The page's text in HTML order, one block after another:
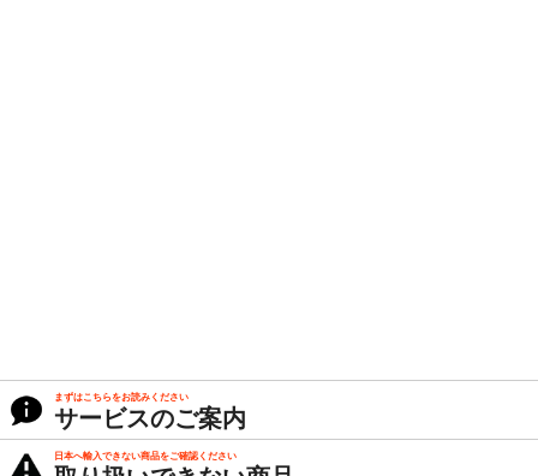
まずはこちらをお読みください
サービスのご案内
日本へ輸入できない商品をご確認ください